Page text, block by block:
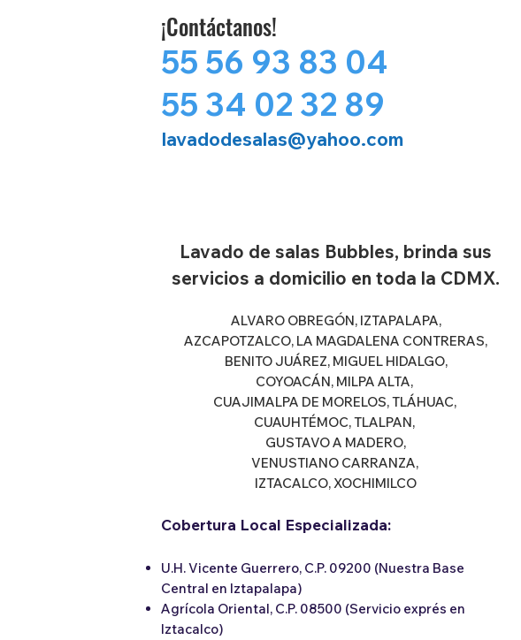
¡Contáctanos!
55 56 93 83 04
55 34 02 32 89
lavadodesalas@yahoo.com
Lavado de salas Bubbles, brinda sus
servicios a domicilio en toda la CDMX.
ALVARO OBREGÓN, IZTAPALAPA,
AZCAPOTZALCO, LA MAGDALENA CONTRERAS,
BENITO JUÁREZ, MIGUEL HIDALGO,
COYOACÁN, MILPA ALTA,
CUAJIMALPA DE MORELOS, TLÁHUAC,
CUAUHTÉMOC, TLALPAN,
GUSTAVO A MADERO,
VENUSTIANO CARRANZA,
IZTACALCO, XOCHIMILCO
Cobertura Local Especializada:
U.H. Vicente Guerrero, C.P. 09200 (Nuestra Base
Central en Iztapalapa)
Agrícola Oriental, C.P. 08500 (Servicio exprés en
Iztacalco)